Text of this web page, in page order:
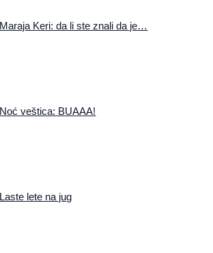
Maraja Keri: da li ste znali da je…
Noć veštica: BUAAA!
Laste lete na jug